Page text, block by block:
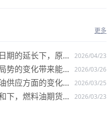
更多
期的延长下，原油
2026/04/23
势的变化带来能源
2026/03/26
供应方面的变化，
2026/03/25
下，燃料油期货持
2026/03/23